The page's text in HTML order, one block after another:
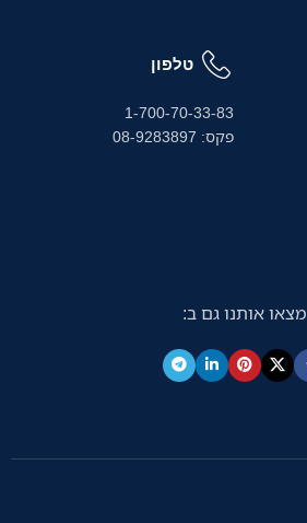
טלפון
1-700-70-33-83
פקס: 08-9283897
מצאו אותנו גם ב: